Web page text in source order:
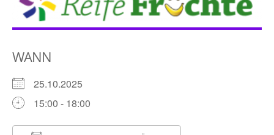
WANN
25.10.2025
15:00 - 18:00